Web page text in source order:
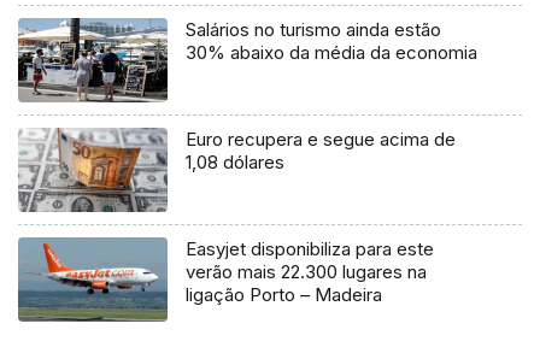
Salários no turismo ainda estão
30% abaixo da média da economia
Euro recupera e segue acima de
1,08 dólares
Easyjet disponibiliza para este
verão mais 22.300 lugares na
ligação Porto – Madeira